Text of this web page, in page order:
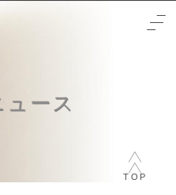
いて
へ
TOP
ュース